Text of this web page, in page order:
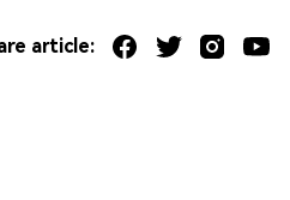
article: